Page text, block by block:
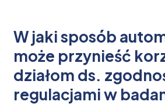
W jaki sposób
może przynieść
działom ds.
regulacjami w